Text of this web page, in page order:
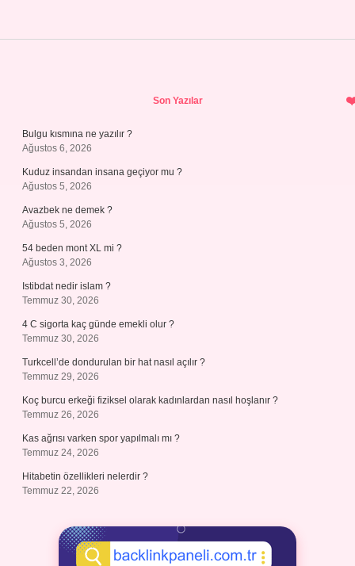
Son Yazılar
Bulgu kısmına ne yazılır ?
Ağustos 6, 2026
Kuduz insandan insana geçiyor mu ?
Ağustos 5, 2026
Avazbek ne demek ?
Ağustos 5, 2026
54 beden mont XL mi ?
Ağustos 3, 2026
Istibdat nedir islam ?
Temmuz 30, 2026
4 C sigorta kaç günde emekli olur ?
Temmuz 30, 2026
Turkcell’de dondurulan bir hat nasıl açılır ?
Temmuz 29, 2026
Koç burcu erkeği fiziksel olarak kadınlardan nasıl hoşlanır ?
Temmuz 26, 2026
Kas ağrısı varken spor yapılmalı mı ?
Temmuz 24, 2026
Hitabetin özellikleri nelerdir ?
Temmuz 22, 2026